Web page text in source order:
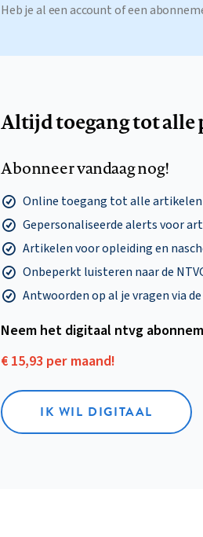
Heb je al een account of een
Altijd toegang tot alle
Abonneer vandaag nog!
Online toegang tot alle artikelen
Gepersonaliseerde alerts voor
Artikelen voor opleiding en
Onbeperkt luisteren naar de
Antwoorden op al je vragen via
Neem het digitaal ntvg
€ 15,93 per maand!
IK WIL DIGITAAL